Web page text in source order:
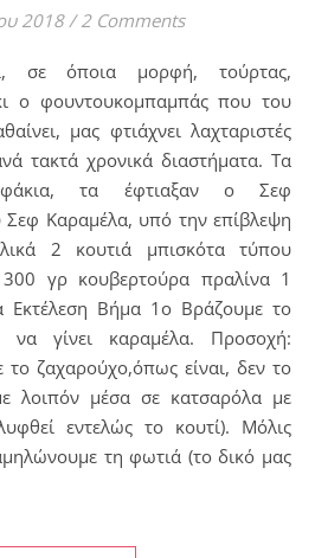
2018 / 2 Comments
ο φουντουκομπαμπάς που του
μας φτιάχνει λαχταριστές
τακτά χρονικά διαστήματα. Τα
τα έφτιαξαν ο Σεφ
Καραμέλα, υπό την επίβλεψη
2 κουτιά μπισκότα τύπου
γρ κουβερτούρα πραλίνα 1
Εκτέλεση Βήμα 1ο Βράζουμε το
να γίνει καραμέλα. Προσοχή:
το ζαχαρούχο,όπως είναι, δεν το
λοιπόν μέσα σε κατσαρόλα με
εντελώς το κουτί). Μόλις
τη φωτιά (το δικό μας